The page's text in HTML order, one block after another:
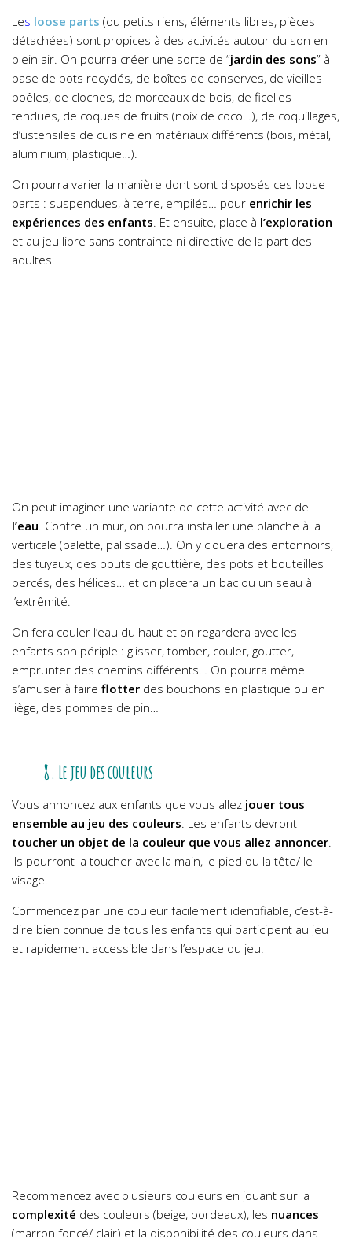
Les loose parts (ou petits riens, éléments libres, pièces
détachées) sont propices à des activités autour du son en
plein air. On pourra créer une sorte de “jardin des sons” à
base de pots recyclés, de boîtes de conserves, de vieilles
poêles, de cloches, de morceaux de bois, de ficelles
tendues, de coques de fruits (noix de coco…), de coquillages,
d’ustensiles de cuisine en matériaux différents (bois, métal,
aluminium, plastique…).
On pourra varier la manière dont sont disposés ces loose
parts : suspendues, à terre, empilés… pour enrichir les
expériences des enfants. Et ensuite, place à l’exploration
et au jeu libre sans contrainte ni directive de la part des
adultes.
On peut imaginer une variante de cette activité avec de
l’eau. Contre un mur, on pourra installer une planche à la
verticale (palette, palissade…). On y clouera des entonnoirs,
des tuyaux, des bouts de gouttière, des pots et bouteilles
percés, des hélices… et on placera un bac ou un seau à
l’extrêmité.
On fera couler l’eau du haut et on regardera avec les
enfants son périple : glisser, tomber, couler, goutter,
emprunter des chemins différents… On pourra même
s’amuser à faire flotter des bouchons en plastique ou en
liège, des pommes de pin…
8. Le jeu des couleurs
Vous annoncez aux enfants que vous allez jouer tous
ensemble au jeu des couleurs. Les enfants devront
toucher un objet de la couleur que vous allez annoncer.
Ils pourront la toucher avec la main, le pied ou la tête/ le
visage.
Commencez par une couleur facilement identifiable, c’est-à-
dire bien connue de tous les enfants qui participent au jeu
et rapidement accessible dans l’espace du jeu.
Recommencez avec plusieurs couleurs en jouant sur la
complexité des couleurs (beige, bordeaux), les nuances
(marron foncé/ clair) et la disponibilité des couleurs dans